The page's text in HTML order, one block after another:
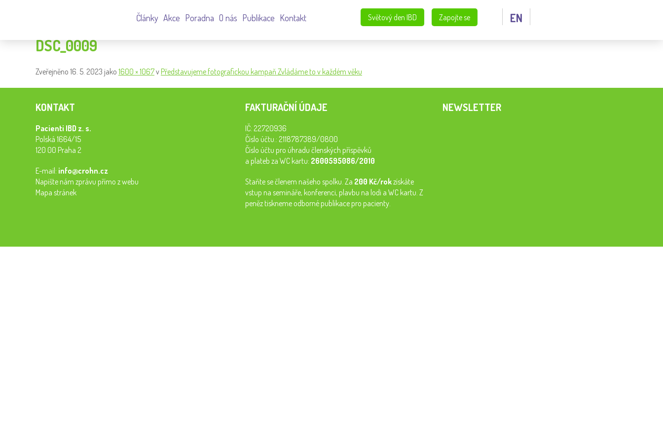
EN
Zapojte se
Světový den IBD
Články Akce Poradna O nás Publikace Kontakt
DSC_0009
Zveřejněno 16. 5. 2023 jako 1600 × 1067v Představujeme fotografickou kampaň Zvládáme to v každém věku
KONTAKT
Pacienti IBD z. s.
Polská 1664/15
120 00 Praha 2
E-mail: info@crohn.cz
Napište nám zprávu přímo z webu
Mapa stránek
FAKTURAČNÍ ÚDAJE
IČ: 22720936
Číslo účtu.: 2118787389/0800
Číslo účtu pro úhradu členských příspěvků
a plateb za WC kartu: 2600595086/2010
Staňte se členem našeho spolku. Za 200 Kč/rokzískáte
vstup na semináře, konferenci, plavbu na lodi a WC kartu. Z
peněz tiskneme odborné publikace pro pacienty.
NEWSLETTER